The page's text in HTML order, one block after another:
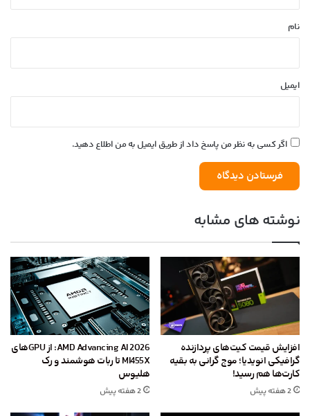
نام
ایمیل
اگر کسی به نظر من پاسخ داد از طریق ایمیل به من اطلاع دهید.
نوشته های مشابه
افزایش قیمت کیت‌های پردازنده
گرافیکی انویدیا؛ موج گرانی به بقیه
کارت‌ها هم رسید!
2 هفته پیش
AMD Advancing AI 2026: از GPU‌های
MI455X تا ربات هوشمند و رک
هلیوس
2 هفته پیش